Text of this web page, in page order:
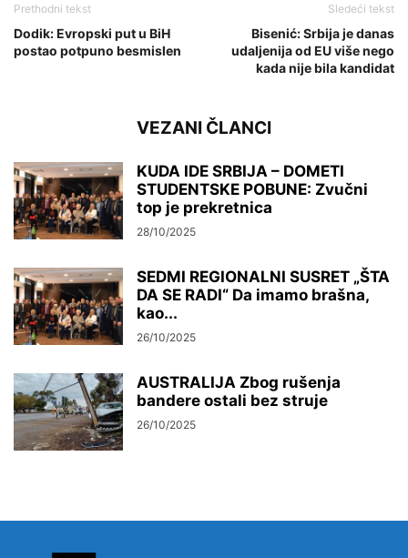
Prethodni tekst
Dodik: Evropski put u BiH
postao potpuno besmislen
Sledeći tekst
Bisenić: Srbija je danas
udaljenija od EU više nego
kada nije bila kandidat
VEZANI ČLANCI
KUDA IDE SRBIJA – DOMETI
STUDENTSKE POBUNE: Zvučni
top je prekretnica
28/10/2025
SEDMI REGIONALNI SUSRET „ŠTA
DA SE RADI“ Da imamo brašna,
kao...
26/10/2025
AUSTRALIJA Zbog rušenja
bandere ostali bez struje
26/10/2025